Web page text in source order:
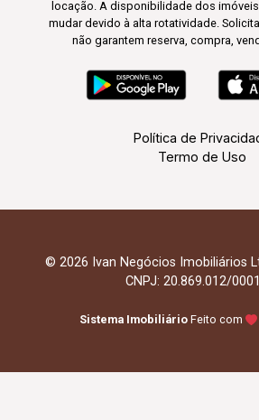
locação. A disponibilidade dos
mudar devido à alta rotatividade.
não garantem reserva, compra,
Política de
Termo de Uso
© 2026 Ivan Negócios Imobiliários
CNPJ: 20.869.012/
Sistema Imobiliário Feito com